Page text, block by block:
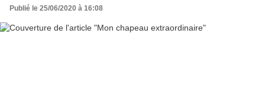
Publié le 25/06/2020 à 16:08